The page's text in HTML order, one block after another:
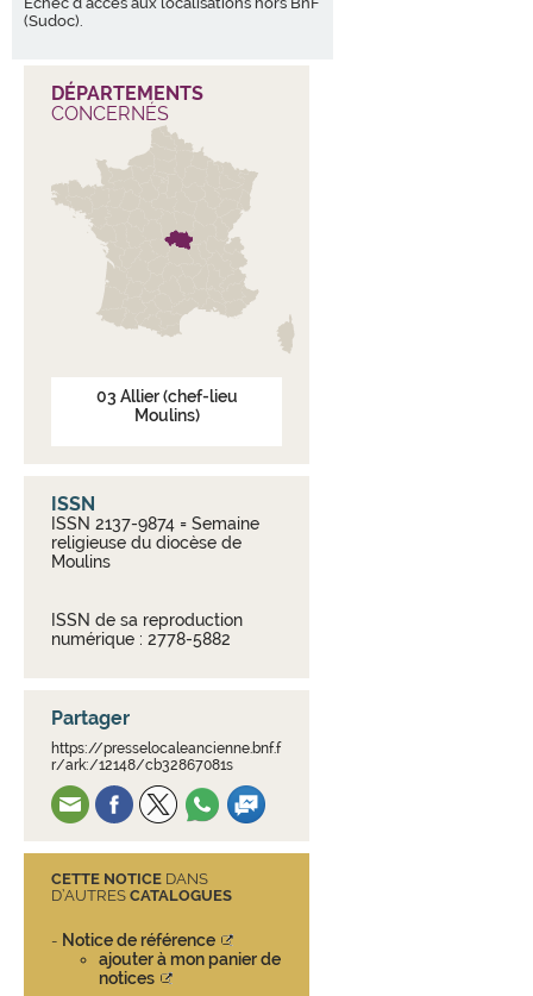
DÉPARTEMENTS
CONCERNÉS
03 Allier(chef-lieu
Moulins)
ISSN
ISSN 2137-9874 = Semaine
religieuse du diocèse de
Moulins
ISSN de sa reproduction
numérique : 2778-5882
Partager
https://presselocaleancienne.bnf.f
r/ark:/12148/cb32867081s
CETTE NOTICE DANS
D’AUTRES CATALOGUES
- Notice de référence
ajouter à mon panier de
notices
(Sudoc).